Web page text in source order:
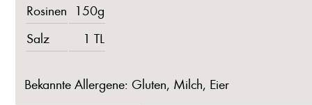
Rosinen 150g
Salz
1 TL
Bekannte Allergene: Gluten, Milch, Eier